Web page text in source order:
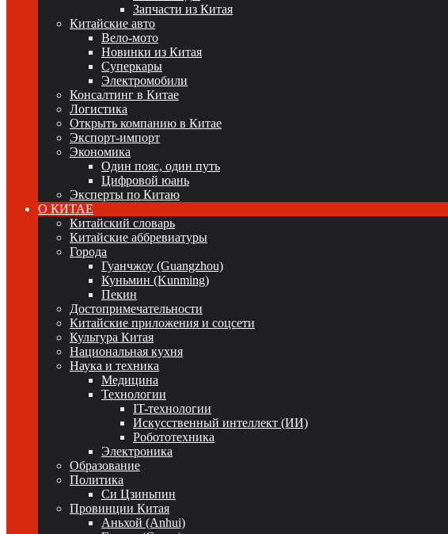
Запчасти из Китая
Китайские авто
Вело-мото
Новинки из Китая
Суперкары
Электромобили
Консалтинг в Китае
Логистика
Открыть компанию в Китае
Экспорт-импорт
Экономика
Один пояс, один путь
Цифровой юань
Эксперты по Китаю
О КИТАЕ
Китайский словарь
Китайские аббревиатуры
Города
Гуанчжоу (Guangzhou)
Куньмин (Kunming)
Пекин
Достопримечательности
Китайские приложения и соцсети
Культура Китая
Национальная кухня
Наука и техника
Медицина
Технологии
IT-технологии
Искусственный интеллект (ИИ)
Робототехника
Электроника
Образование
Политика
Си Цзиньпин
Провинции Китая
Аньхой (Anhui)